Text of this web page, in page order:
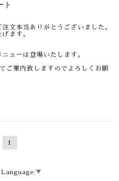
ト
文本当ありがとうございました。
ます。
ューは登場いたします。
ご案内致しますのでよろしくお願
1
▼